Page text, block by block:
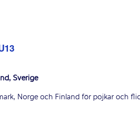
Sverige
Norge och Finland för pojkar och